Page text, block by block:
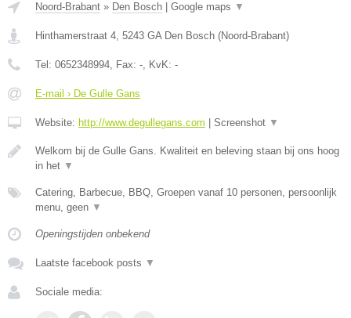
Noord-Brabant » Den Bosch Google maps ▼
Hinthamerstraat 4, 5243 GA Den Bosch (Noord-Brabant)
Tel: 0652348994, Fax: -, KvK: -
E-mail › De Gulle Gans
Website: http://www.degullegans.com Screenshot ▼
Welkom bij de Gulle Gans. Kwaliteit en beleving staan bij ons hoog
in het ▼
Catering, Barbecue, BBQ, Groepen vanaf 10 personen, persoonlijk
menu, geen ▼
Openingstijden onbekend
Laatste facebook posts ▼
Sociale media: